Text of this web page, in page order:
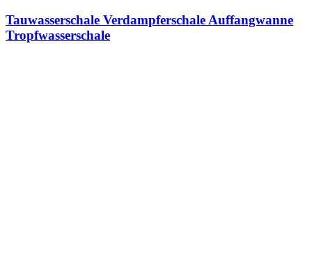
Tauwasserschale Verdampferschale Auffangwanne
Tropfwasserschale